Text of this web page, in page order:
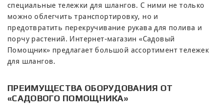
специальные тележки для шлангов. С ними не только
можно облегчить транспортировку, но и
предотвратить перекручивание рукава для полива и
порчу растений. Интернет-магазин «Садовый
Помощник» предлагает большой ассортимент тележек
для шлангов.
ПРЕИМУЩЕСТВА ОБОРУДОВАНИЯ ОТ
«САДОВОГО ПОМОЩНИКА»